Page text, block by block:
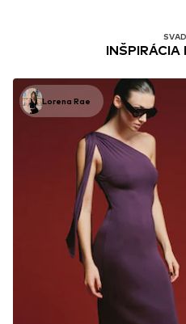
INŠPIRÁCIA
Lorena Rae